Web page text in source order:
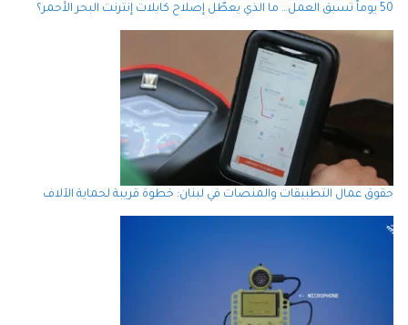
50 يوماً تسبق العمل… ما الذي يعطّل إصلاح كابلات إنترنت البحر الأحمر؟
حقوق عمال التطبيقات والمنصات في لبنان: خطوة قريبة لحماية الآلاف